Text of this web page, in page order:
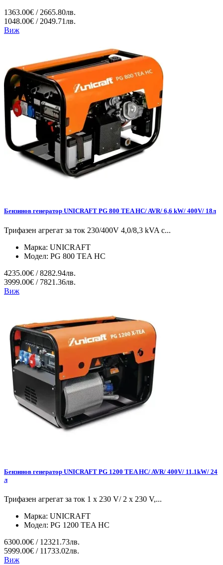
1363.00€ / 2665.80лв.
1048.00€ / 2049.71лв.
Виж
Бензинов генератор UNICRAFT PG 800 TEA HC/ AVR/ 6,6 kW/ 400V/ 18л
Трифазен агрегат за ток 230/400V 4,0/8,3 kVA с...
Марка: UNICRAFT
Модел: PG 800 TEA HC
4235.00€ / 8282.94лв.
3999.00€ / 7821.36лв.
Виж
Бензинов генератор UNICRAFT PG 1200 TEA HC/ AVR/ 400V/ 11.1kW/ 24
л
Трифазен агрегат за ток 1 x 230 V/ 2 x 230 V,...
Марка: UNICRAFT
Модел: PG 1200 TEA HC
6300.00€ / 12321.73лв.
5999.00€ / 11733.02лв.
Виж